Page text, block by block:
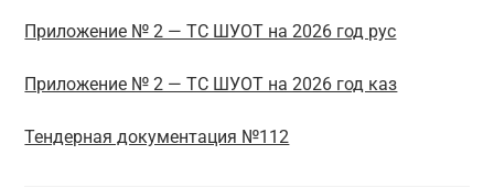
Приложение № 2 — ТС ШУОТ на 2026 год рус
Приложение № 2 — ТС ШУОТ на 2026 год каз
Тендерная документация №112